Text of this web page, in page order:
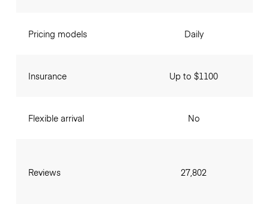
Pricing models
Insurance
Flexible arrival
Reviews
Daily
Up to $1100
No
27,802